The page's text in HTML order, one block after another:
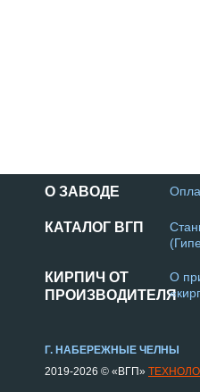
О ЗАВОДЕ
КАТАЛОГ ВГП
КИРПИЧ ОТ
ПРОИЗВОДИТЕЛЯ
О
Г. НАБЕРЕЖНЫЕ ЧЕЛНЫ
2019-2026 © «ВГП»